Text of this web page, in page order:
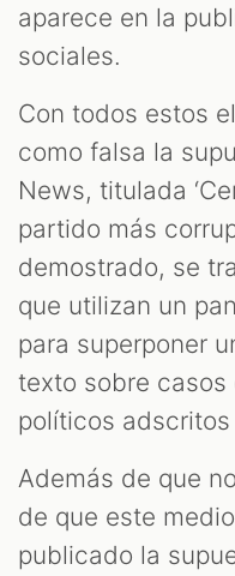
aparece en la
sociales.
Con todos estos
como falsa la
News, titulada
partido más
demostrado, se
que utilizan un
para superponer
texto sobre
políticos
Además de que
de que este
publicado la